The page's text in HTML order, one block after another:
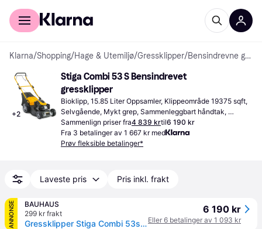
For kunder
Klarna/Shopping/Hage & Utemiljø/Gressklipper/ Bensindrevne gressklippere
+2
Stiga Combi 53 S Bensindrevet
gressklipper
Bioklipp, 15.85 Liter Oppsamler, Klippeområde 19375 sqft,
Selvgående, Mykt grep, Sammenleggbart håndtak,
Justerbar håndtakshøyde, Klippebredde (maks) 20.079 "
Sammenlign priser fra4 839 krtil6 190 kr
Fra 3 betalinger av 1 667 kr med
Prøv fleksible betalinger*
Laveste pris Pris inkl. frakt
ANNONSE
BAUHAUS
299 kr frakt
Gressklipper Stiga Combi 53s 166cc
6 190 kr
Eller 6 betalinger av 1 093 kr